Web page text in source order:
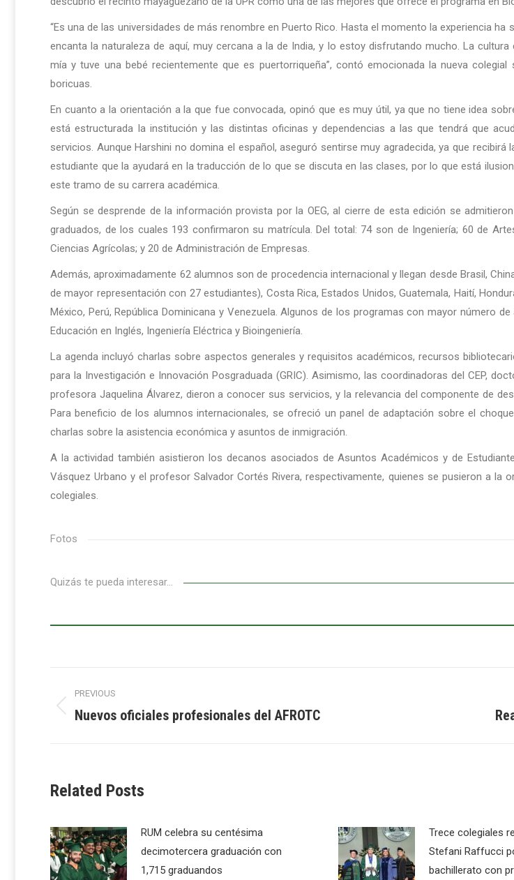
“Es una de las universidades de más renombre en Puerto Rico. Hasta el momento la experiencia ha
encanta la naturaleza de aquí, muy cercana a la de India, y lo estoy disfrutando mucho. La
mía y tuve una bebé recientemente que es puertorriqueña”, contó emocionada la nueva colegial
boricuas.
En cuanto a la orientación a la que fue convocada, opinó que es muy útil, ya que no tiene idea
está estructurada la institución y las distintas oficinas y dependencias a las que tendrá que
servicios. Aunque Harshini no domina el español, aseguró sentirse muy agradecida, ya que recibirá
estudiante que la ayudará en la traducción de lo que se discuta en las clases, por lo que está
este tramo de su carrera académica.
Según se desprende de la información provista por la OEG, al cierre de esta edición se
graduados, de los cuales 193 confirmaron su matrícula. Del total: 74 son de Ingeniería; 60 de
Ciencias Agrícolas; y 20 de Administración de Empresas.
Además, aproximadamente 62 alumnos son de procedencia internacional y llegan desde Brasil,
de mayor representación con 27 estudiantes), Costa Rica, Estados Unidos, Guatemala, Haití,
México, Perú, República Dominicana y Venezuela. Algunos de los programas con mayor número de
Educación en Inglés, Ingeniería Eléctrica y Bioingeniería.
La agenda incluyó charlas sobre aspectos generales y requisitos académicos, recursos
para la Investigación e Innovación Posgraduada (GRIC). Asimismo, las coordinadoras del CEP,
profesora Jaquelina Álvarez, dieron a conocer sus servicios, y la relevancia del componente de
Para beneficio de los alumnos internacionales, se ofreció un panel de adaptación sobre el
charlas sobre la asistencia económica y asuntos de inmigración.
A la actividad también asistieron los decanos asociados de Asuntos Académicos y de
Vásquez Urbano y el profesor Salvador Cortés Rivera, respectivamente, quienes se pusieron a la
colegiales.
Fotos
Quizás te pueda interesar...
Post
navigation
PREVIOUS
Previous
Nuevos oficiales profesionales del AFROTC
Next
Related Posts
RUM celebra su centésima
decimotercera graduación con
1,715 graduandos
Trece colegiales
Stefani Raffucci
bachillerato con